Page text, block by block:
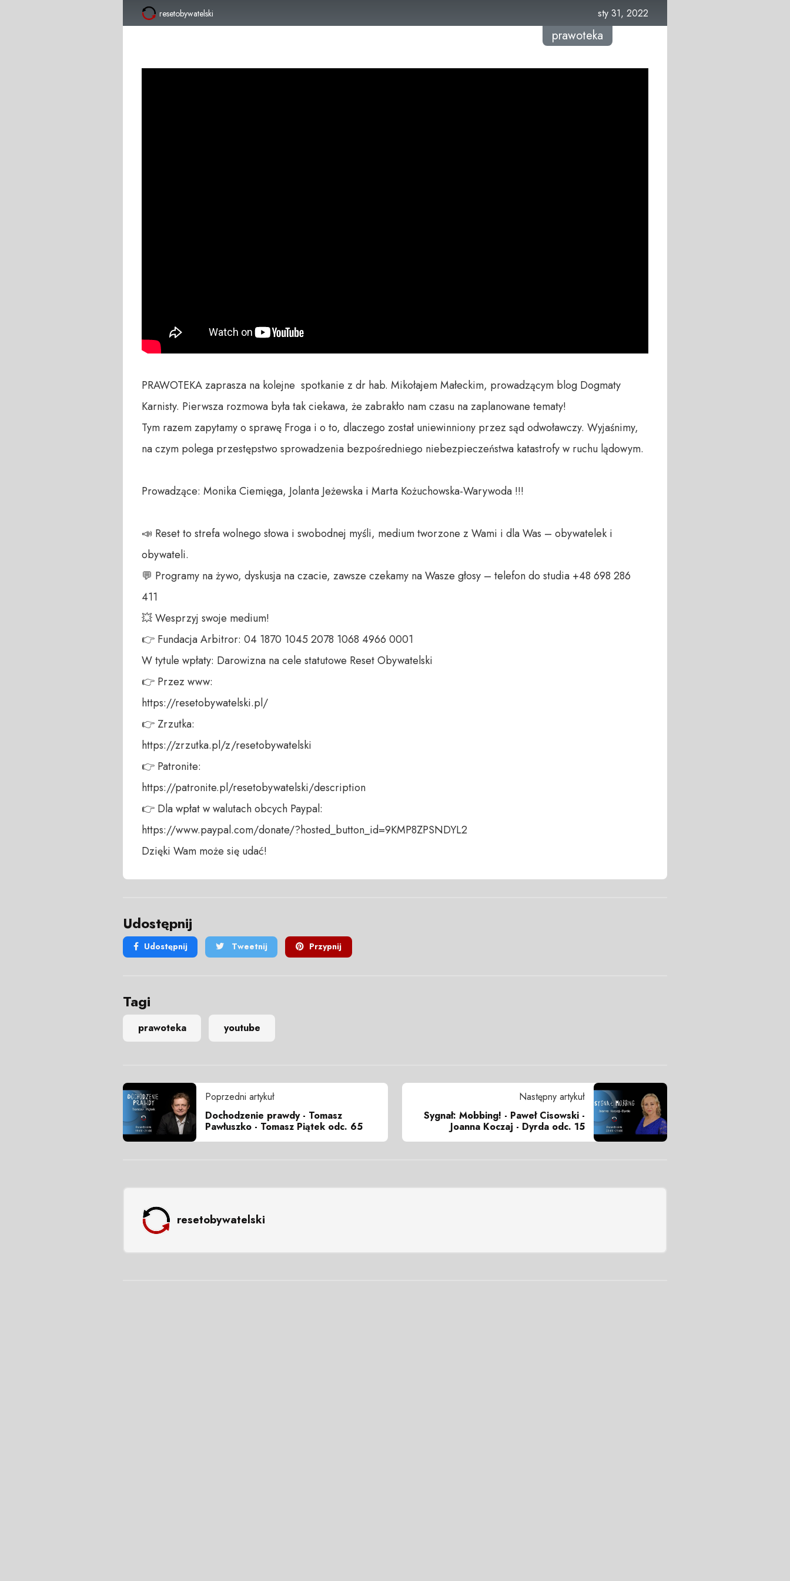
resetobywatelski sty 31, 2022
prawoteka
PRAWOTEKA zaprasza na kolejne  spotkanie z dr hab. Mikołajem Małeckim, prowadzącym blog Dogmaty
Karnisty. Pierwsza rozmowa była tak ciekawa, że zabrakło nam czasu na zaplanowane tematy!
Tym razem zapytamy o sprawę Froga i o to, dlaczego został uniewinniony przez sąd odwoławczy. Wyjaśnimy,
na czym polega przestępstwo sprowadzenia bezpośredniego niebezpieczeństwa katastrofy w ruchu lądowym.
Prowadzące: Monika Ciemięga, Jolanta Jeżewska i Marta Kożuchowska-Warywoda !!!
📣 Reset to strefa wolnego słowa i swobodnej myśli, medium tworzone z Wami i dla Was – obywatelek i
obywateli.
💬 Programy na żywo, dyskusja na czacie, zawsze czekamy na Wasze głosy – telefon do studia +48 698 286
411
💥 Wesprzyj swoje medium!
👉 Fundacja Arbitror: 04 1870 1045 2078 1068 4966 0001
W tytule wpłaty: Darowizna na cele statutowe Reset Obywatelski
👉 Przez www:
https://resetobywatelski.pl/
👉 Zrzutka:
https://zrzutka.pl/z/resetobywatelski
👉 Patronite:
https://patronite.pl/resetobywatelski/description
👉 Dla wpłat w walutach obcych Paypal:
https://www.paypal.com/donate/?hosted_button_id=9KMP8ZPSNDYL2
Dzięki Wam może się udać!
Udostępnij
Udostępnij Tweetnij Przypnij
Tagi
prawoteka youtube
Poprzedni artykuł
Dochodzenie prawdy - Tomasz
Pawłuszko - Tomasz Piątek odc. 65
Następny artykuł
Sygnał: Mobbing! - Paweł Cisowski -
Joanna Koczaj - Dyrda odc. 15
resetobywatelski